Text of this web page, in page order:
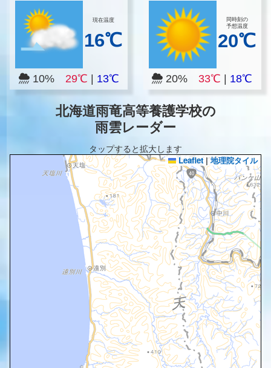
現在温度
16℃
10% 29℃ 13℃
同時刻の
予想温度
20℃
20% 33℃ 18℃
北海道雨竜高等養護学校の
雨雲レーダー
タップすると拡大します
Leaflet | 地理院タイル